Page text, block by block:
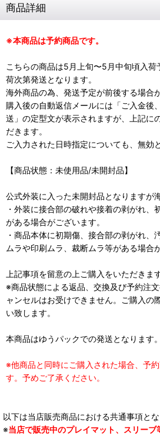
商品詳細
※本商品は予約商品です。
こちらの商品は5月上旬〜5月中旬頃入荷
荷次第発送となります。
海外商品の為、発送予定が前後する場合
購入後の自動返信メールには「ご入金後
送」の定型文が表示されますが、上記に
だきます。
ご入力された日時指定についても、無効
【商品状態：未使用品/未開封品】
公式外装に入った未開封品となりますが
・外装に接合部の破れや接着の剥がれ、
がある場合がございます。
・商品本体に初期傷、接合部の剥がれ、
ムラや印刷ムラ、裁断ムラ等がある場合
上記事項を留意の上ご購入をいただきま
※商品状態による返品、交換及び予約注
ャンセルはお受けできません。ご購入の
い致します。
本商品はゆうパックでの発送となります。
※他商品と同時にご購入された場合、予
す。予めご了承ください。
以下は当店販売商品における共通事項とな
※当店で販売中のプレイマット、スリーブ